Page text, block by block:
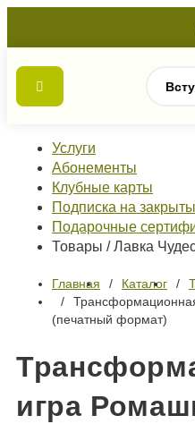
Услуги
Абонементы
Клубные карты
Подписка на
Подарочные
Товары / Лавка
Главная Каталог
(печатный формат)
игра